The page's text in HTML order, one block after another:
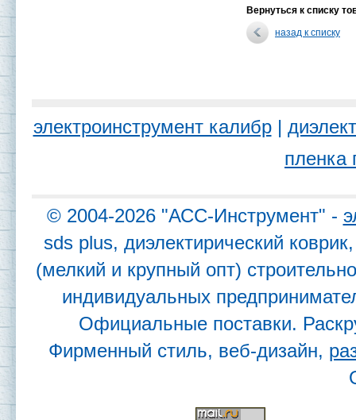
Вернуться к списку
назад к списку
электроинструмент калибр|
пленка
© 2004-2026 "АСС-Инструмент" -
sds plus, диэлектирический
(мелкий и крупный опт)
индивидуальных
Официальные поставки.
Фирменный стиль, веб-дизайн,